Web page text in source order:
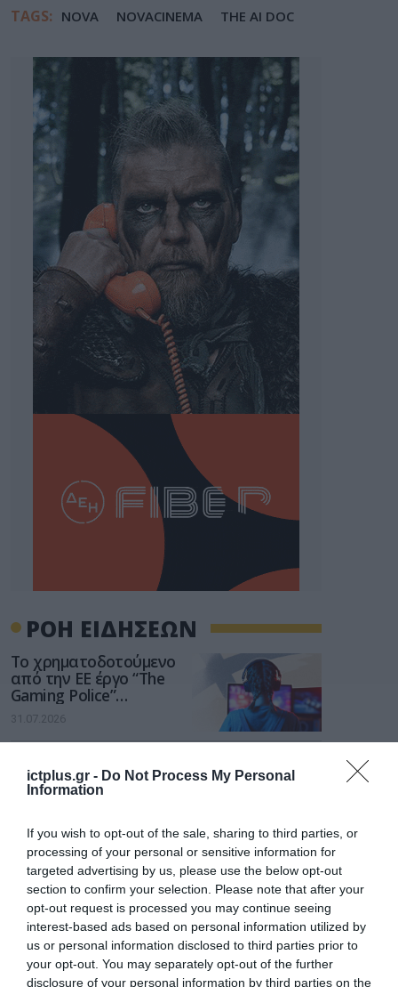
ictplus.gr - Do Not Process My Personal
Information
If you wish to opt-out of the sale, sharing to third parties, or
processing of your personal or sensitive information for
targeted advertising by us, please use the below opt-out
section to confirm your selection. Please note that after your
opt-out request is processed you may continue seeing
interest-based ads based on personal information utilized by
us or personal information disclosed to third parties prior to
your opt-out. You may separately opt-out of the further
disclosure of your personal information by third parties on the
TAGS: NOVA NOVACINEMA THE AI DOC
ΡΟΗ ΕΙΔΗΣΕΩΝ
Το χρηματοδοτούμενο
από την ΕΕ έργο “The
Gaming Police”
ενισχύει την ασφάλεια
των παιδιών στο
διαδίκτυο
31.07.2026
για τα πρόστιμα σε
παραβάσεις που
Σ. Καλαφάτης: «Η
Τεχνητή Νοημοσύνη
δεν είναι απλώς μια
νέα τεχνολογία, είναι
μια νέα βιομηχανική
επανάσταση»
31.07.2026
Νέος οδηγός του ΕΚΤ
για τη χρηματοδότηση